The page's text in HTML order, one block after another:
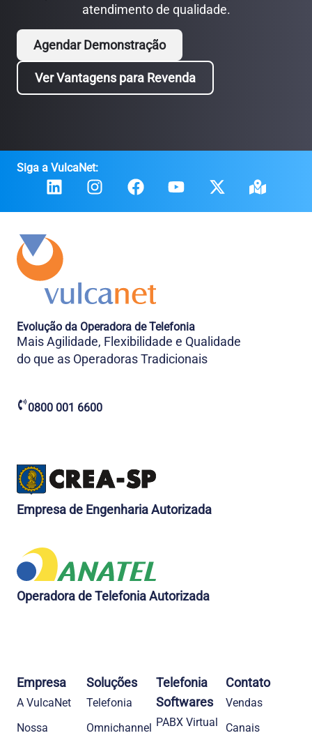
atendimento de qualidade.
Agendar Demonstração
Ver Vantagens para Revenda
Siga a VulcaNet:
Evolução da Operadora de Telefonia
Mais Agilidade, Flexibilidade e Qualidade
do que as Operadoras Tradicionais
0800 001 6600
Empresa de Engenharia Autorizada
Operadora de Telefonia Autorizada
Empresa
A VulcaNet
Nossa
Soluções
Telefonia​
Omnichannel
Telefonia
Softwares
PABX Virtual
Contato
Vendas
Canais